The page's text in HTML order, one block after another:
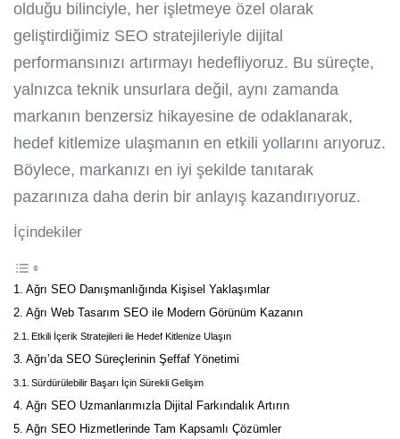
olduğu bilinciyle, her işletmeye özel olarak
geliştirdiğimiz SEO stratejileriyle dijital
performansınızı artırmayı hedefliyoruz. Bu süreçte,
yalnızca teknik unsurlara değil, aynı zamanda
markanın benzersiz hikayesine de odaklanarak,
hedef kitlemize ulaşmanın en etkili yollarını arıyoruz.
Böylece, markanızı en iyi şekilde tanıtarak
pazarınıza daha derin bir anlayış kazandırıyoruz.
İçindekiler
Ağrı SEO Danışmanlığında Kişisel Yaklaşımlar
Ağrı Web Tasarım SEO ile Modern Görünüm Kazanın
Etkili İçerik Stratejileri ile Hedef Kitlenize Ulaşın
Ağrı’da SEO Süreçlerinin Şeffaf Yönetimi
Sürdürülebilir Başarı İçin Sürekli Gelişim
Ağrı SEO Uzmanlarımızla Dijital Farkındalık Artırın
Ağrı SEO Hizmetlerinde Tam Kapsamlı Çözümler